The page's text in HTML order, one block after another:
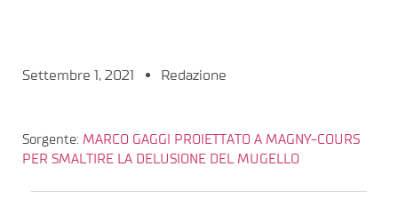
Settembre 1, 2021 Redazione
Sorgente: MARCO GAGGI PROIETTATO A MAGNY-COURS
PER SMALTIRE LA DELUSIONE DEL MUGELLO